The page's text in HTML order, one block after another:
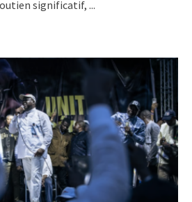
significatif, ...